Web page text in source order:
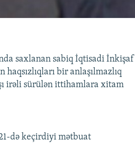
saxlanan sabiq İqtisadi İnkişaf
bir anlaşılmazlıq
irəli sürülən ittihamlara xitam
də keçirdiyi mətbuat